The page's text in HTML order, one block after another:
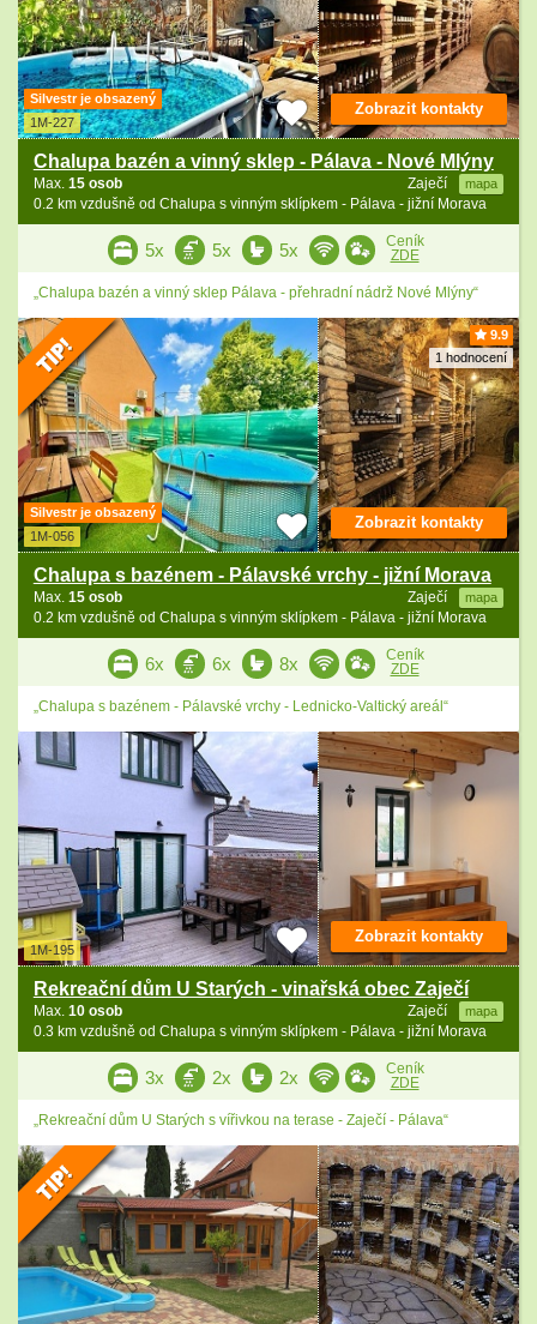
Silvestr je obsazený
1M-227
Chalupa bazén a vinný sklep - Pálava - Nové Mlýny
Zaječí mapa
Max. 15 osob
0.2 km vzdušně od Chalupa s vinným sklípkem - Pálava - jižní Morava
Zobrazit kontakty
5x 5x 5x
Ceník
ZDE
„Chalupa bazén a vinný sklep Pálava - přehradní nádrž Nové Mlýny“
9.9
1 hodnocení
Silvestr je obsazený
1M-056
Chalupa s bazénem - Pálavské vrchy - jižní Morava
Zaječí mapa
Max. 15 osob
0.2 km vzdušně od Chalupa s vinným sklípkem - Pálava - jižní Morava
Zobrazit kontakty
6x 6x 8x
Ceník
ZDE
„Chalupa s bazénem - Pálavské vrchy - Lednicko-Valtický areál“
1M-195
Rekreační dům U Starých - vinařská obec Zaječí
Zaječí mapa
Max. 10 osob
0.3 km vzdušně od Chalupa s vinným sklípkem - Pálava - jižní Morava
Zobrazit kontakty
3x 2x 2x
Ceník
ZDE
„Rekreační dům U Starých s vířivkou na terase - Zaječí - Pálava“